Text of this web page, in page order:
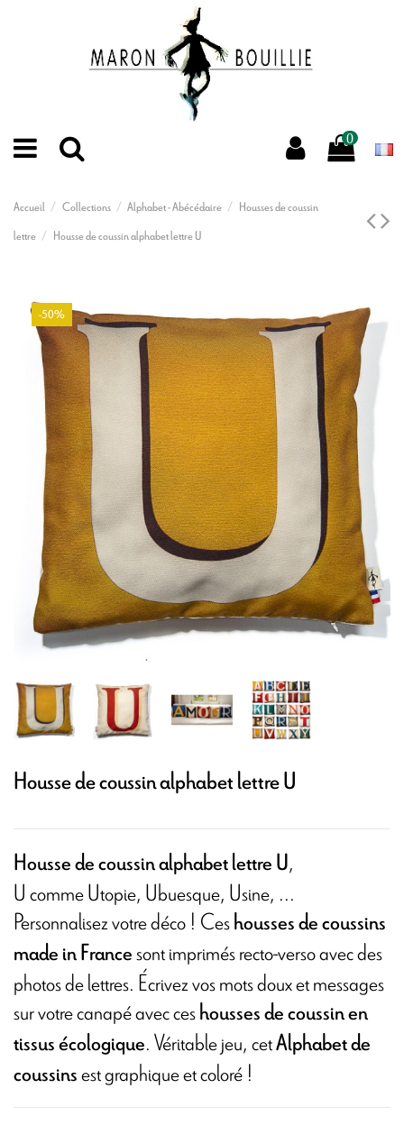
0
Accueil Collections Alphabet - Abécédaire
Housses de coussin
lettre
Housse de coussin alphabet lettre U
-50%
Housse de coussin alphabet lettre U
Housse de coussin alphabet lettre U,
U commeUtopie,Ubuesque, Usine, ...
Personnalisez votre déco ! Ceshousses de coussins
made in Francesont imprimés recto-verso avec des
photos de lettres. Écrivez vos mots doux et messages
sur votre canapé avec ceshousses de coussin en
tissus écologique. Véritable jeu, cetAlphabet de
coussinsest graphique et coloré !